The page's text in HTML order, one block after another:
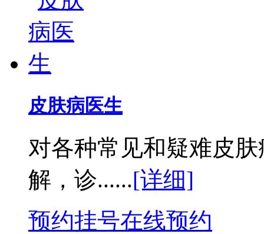
皮肤病医生
对各种常见和疑难皮
解，诊......[详细]
预约挂号在线预约